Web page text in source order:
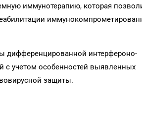
иммунотерапию, которая
дифференцированной интерфероно-
с учетом особенностей выявленных
защиты.